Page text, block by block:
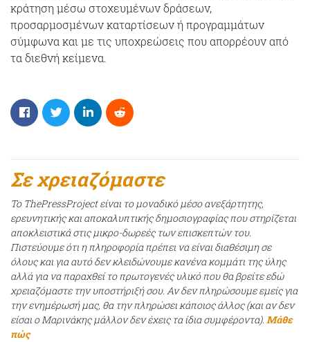
κράτηση μέσω στοχευμένων δράσεων,
προσαρμοσμένων καταρτίσεων ή προγραμμάτων
σύμφωνα και με τις υποχρεώσεις που απορρέουν από
τα διεθνή κείμενα.
Σε χρειαζόμαστε
Το ThePressProject είναι το μοναδικό μέσο ανεξάρτητης,
ερευνητικής και αποκαλυπτικής δημοσιογραφίας που στηρίζεται
αποκλειστικά στις μικρο-δωρεές των επισκεπτών του.
Πιστεύουμε ότι η πληροφορία πρέπει να είναι διαθέσιμη σε
όλους και για αυτό δεν κλειδώνουμε κανένα κομμάτι της ύλης
αλλά για να παραχθεί το πρωτογενές υλικό που θα βρείτε εδώ
χρειαζόμαστε την υποστήριξή σου. Αν δεν πληρώσουμε εμείς για
την ενημέρωσή μας, θα την πληρώσει κάποιος άλλος (και αν δεν
είσαι ο Μαρινάκης μάλλον δεν έχεις τα ίδια συμφέροντα). Μάθε
πώς